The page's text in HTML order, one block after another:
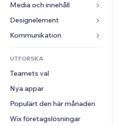
Sociala medier
SEO
Interaktioner
Listningar
E-post
Konvertering
Sälj-knappar
Onlinekurser
Beställtryck
Redovisning
Kuponger och lojalitet
Lagerlösningar
Dropshipping
Priser och abonnemang
Crowdfunding
Hotell
Evenemang
Restauranger
Fastigheter
Bokningar
Media och innehåll
Galleri
Musik
Podcasts
Fotografering
Video
PDF
Fildelning
Nyheter
Designelement
Kartor och navigering
Integritet och säkerhet
Klocka
Sidmallar
Bildeffekter
Knappar och menyer
Banners och märken
Formulär
Undersökningar
Chatt
Kommentarer
Telefon
UTFORSKA
Teamets val
Nya appar
Populärt den här månaden
Wix företagslösningar